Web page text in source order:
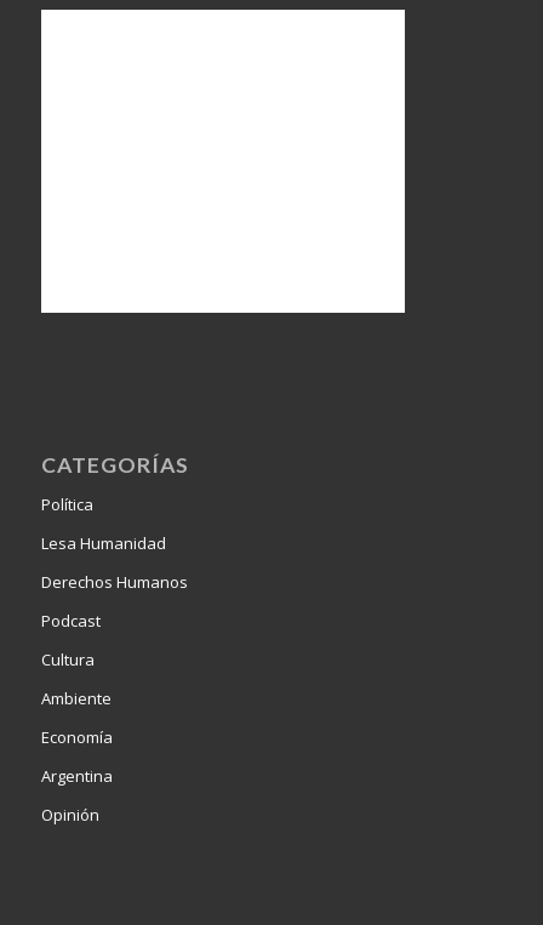
CATEGORÍAS
Política
Lesa Humanidad
Derechos Humanos
Podcast
Cultura
Ambiente
Economía
Argentina
Opinión